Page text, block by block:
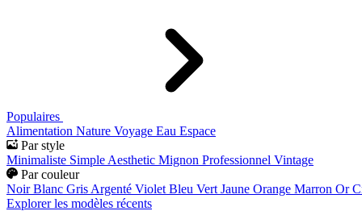
Populaires
Alimentation Nature Voyage Eau Espace
Par style
Minimaliste Simple Aesthetic Mignon Professionnel Vintage
Par couleur
Noir Blanc Gris Argenté Violet Bleu Vert Jaune Orange Marron Or
Explorer les modèles récents